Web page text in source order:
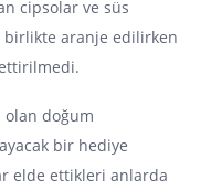
cipsolar ve süs
birlikte aranje edilirken
olan doğum
bir hediye
elde ettikleri anlarda